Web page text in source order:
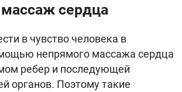
сердца
в чувство человека в
непрямого массажа сердца
ребер и последующей
органов. Поэтому такие